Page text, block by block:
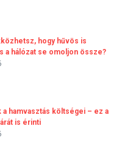
hogy hűvös is
a hálózat se omoljon össze?
a hamvasztás költségei – ez a
is érinti